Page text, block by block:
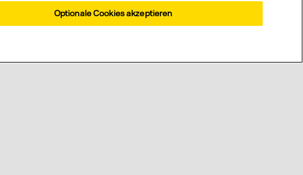
Optionale Cookies akzeptieren